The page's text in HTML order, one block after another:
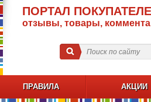
ПОРТАЛ
отзывы, товары,
ПРАВИЛА АКЦИИ